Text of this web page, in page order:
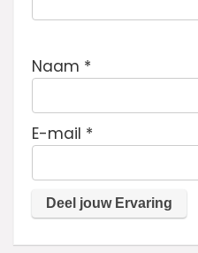
Naam *
E-mail *